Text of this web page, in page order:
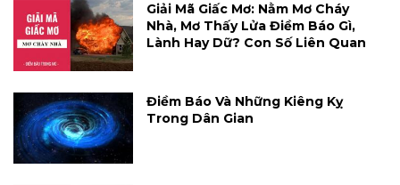
Giải Mã Giấc Mơ: Nằm Mơ Cháy
Nhà, Mơ Thấy Lửa Điềm Báo Gì,
Lành Hay Dữ? Con Số Liên Quan
Điềm Báo Và Những Kiêng Kỵ
Trong Dân Gian